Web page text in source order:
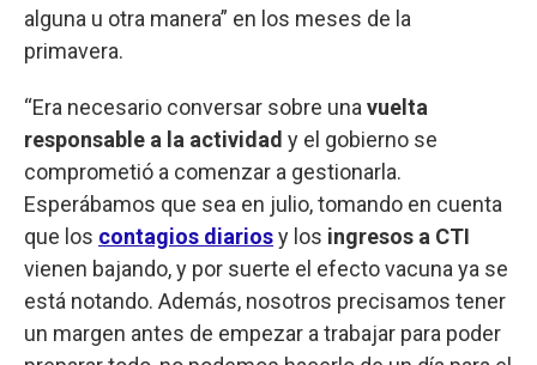
alguna u otra manera” en los meses de la
primavera.
“Era necesario conversar sobre una vuelta
responsable a la actividad y el gobierno se
comprometió a comenzar a gestionarla.
Esperábamos que sea en julio, tomando en cuenta
que los contagios diariosy los ingresos a CTI
vienen bajando, y por suerte el efecto vacuna ya se
está notando. Además, nosotros precisamos tener
un margen antes de empezar a trabajar para poder